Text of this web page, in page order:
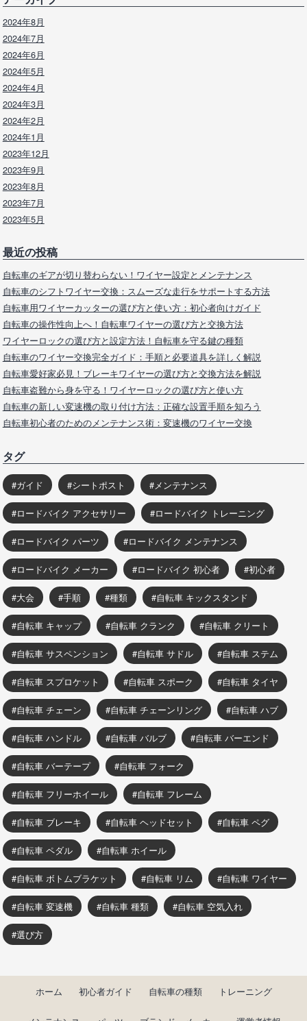
2024年8月
2024年7月
2024年6月
2024年5月
2024年4月
2024年3月
2024年2月
2024年1月
2023年12月
2023年9月
2023年8月
2023年7月
2023年5月
最近の投稿
自転車のギアが切り替わらない！ワイヤー設定とメンテナンス
自転車のシフトワイヤー交換：スムーズな走行をサポートする方法
自転車用ワイヤーカッターの選び方と使い方：初心者向けガイド
自転車の操作性向上へ！自転車ワイヤーの選び方と交換方法
ワイヤーロックの選び方と設定方法！自転車を守る鍵の種類
自転車のワイヤー交換完全ガイド：手順と必要道具を詳しく解説
自転車愛好家必見！ブレーキワイヤーの選び方と交換方法を解説
自転車盗難から身を守る！ワイヤーロックの選び方と使い方
自転車の新しい変速機の取り付け方法：正確な設置手順を知ろう
自転車初心者のためのメンテナンス術：変速機のワイヤー交換
タグ
ガイド シートポスト メンテナンス
ロードバイク アクセサリー ロードバイク トレーニング
ロードバイク パーツ ロードバイク メンテナンス
ロードバイク メーカー ロードバイク 初心者 初心者
大会 手順 種類 自転車 キックスタンド
自転車 キャップ 自転車 クランク 自転車 クリート
自転車 サスペンション 自転車 サドル 自転車 ステム
自転車 スプロケット 自転車 スポーク 自転車 タイヤ
自転車 チェーン 自転車 チェーンリング 自転車 ハブ
自転車 ハンドル 自転車 バルブ 自転車 バーエンド
自転車 バーテープ 自転車 フォーク
自転車 フリーホイール 自転車 フレーム
自転車 ブレーキ 自転車 ヘッドセット 自転車 ペグ
自転車 ペダル 自転車 ホイール
自転車 ボトムブラケット 自転車 リム 自転車 ワイヤー
自転車 変速機 自転車 種類 自転車 空気入れ
選び方
ホーム 初心者ガイド 自転車の種類 トレーニング